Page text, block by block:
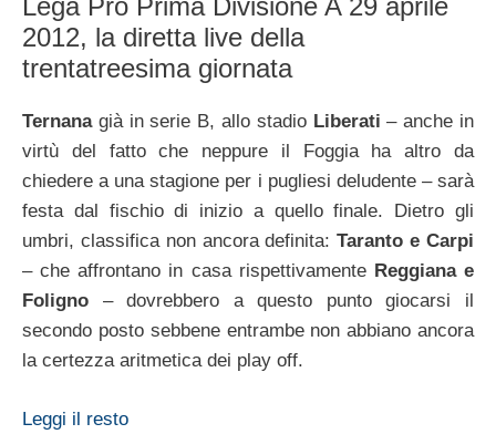
Lega Pro Prima Divisione A 29 aprile
2012, la diretta live della
trentatreesima giornata
Ternanagià in serie B, allo stadio Liberati – anche in
virtù del fatto che neppure il Foggia ha altro da
chiedere a una stagione per i pugliesi deludente – sarà
festa dal fischio di inizio a quello finale. Dietro gli
umbri, classifica non ancora definita:Taranto e Carpi
– che affrontano in casa rispettivamente Reggiana e
Foligno – dovrebbero a questo punto giocarsi il
secondo posto sebbene entrambe non abbiano ancora
la certezza aritmetica dei play off.
Leggi il resto